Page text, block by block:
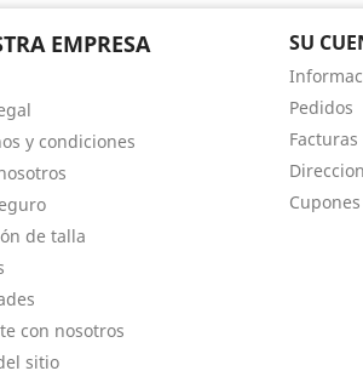
EMPRESA
y condiciones
de talla
con nosotros
sitio
SU
Pedidos